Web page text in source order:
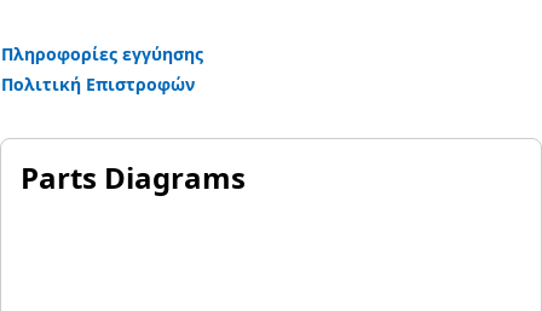
Πληροφορίες εγγύησης
Πολιτική Επιστροφών
Parts Diagrams